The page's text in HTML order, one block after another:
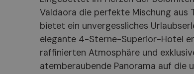
Valdaora die perfekte Mischung aus
bietet ein unvergessliches
elegante 4-Sterne-Superior-Hotel
raffinierten Atmosphäre und
atemberaubende Panorama auf die
kreativen Aktivitäten wie Kochen
Fameli ist ein Fest der lokalen und
mit nachhaltigen Zutaten und
Ambiente. Nur wenige Schritte
Kronplatzes entfernt gelegen, bietet